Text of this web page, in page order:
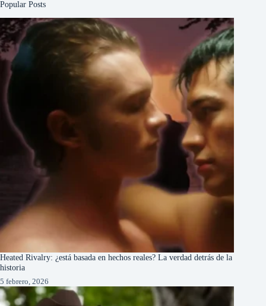
Popular Posts
Heated Rivalry: ¿está basada en hechos reales? La verdad detrás de la
historia
5 febrero, 2026